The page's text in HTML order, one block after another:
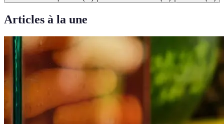
Articles à la une